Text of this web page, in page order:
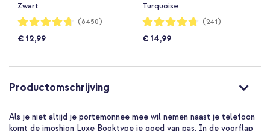
Zwart
Waardering:
94%
(6450)
€ 12,99
Turquoise
Waardering:
94%
(241)
€ 14,99
Productomschrijving
Als je niet altijd je portemonnee mee wil nemen naast je telefoon
komt de imoshion Luxe Booktype je goed van pas. In de voorflap